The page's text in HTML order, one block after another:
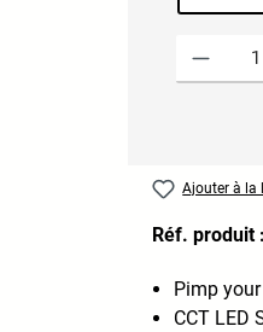
Ajouter à la
Réf. produit :
Pimp
CCT LED